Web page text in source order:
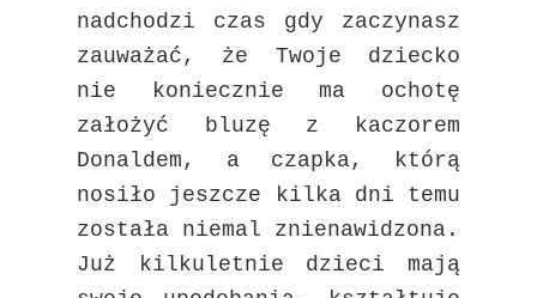
nadchodzi czas gdy zaczynasz
zauważać, że Twoje dziecko
nie koniecznie ma ochotę
założyć bluzę z kaczorem
Donaldem, a czapka, którą
nosiło jeszcze kilka dni temu
została niemal znienawidzona.
Już kilkuletnie dzieci mają